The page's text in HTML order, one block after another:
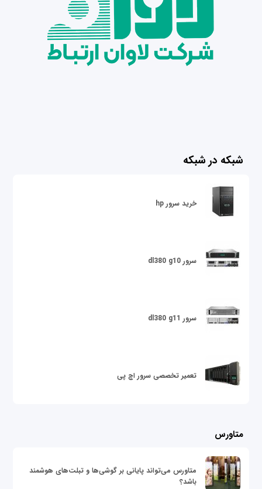
شبکه در شبکه
خرید سرور hp
سرور dl380 g10
سرور dl380 g11
تعمیر تخصصی سرور اچ پی
متاورس
متاورس می‌تواند پایانی بر گوشی‌ها و تبلت‌های هوشمند
باشد؟